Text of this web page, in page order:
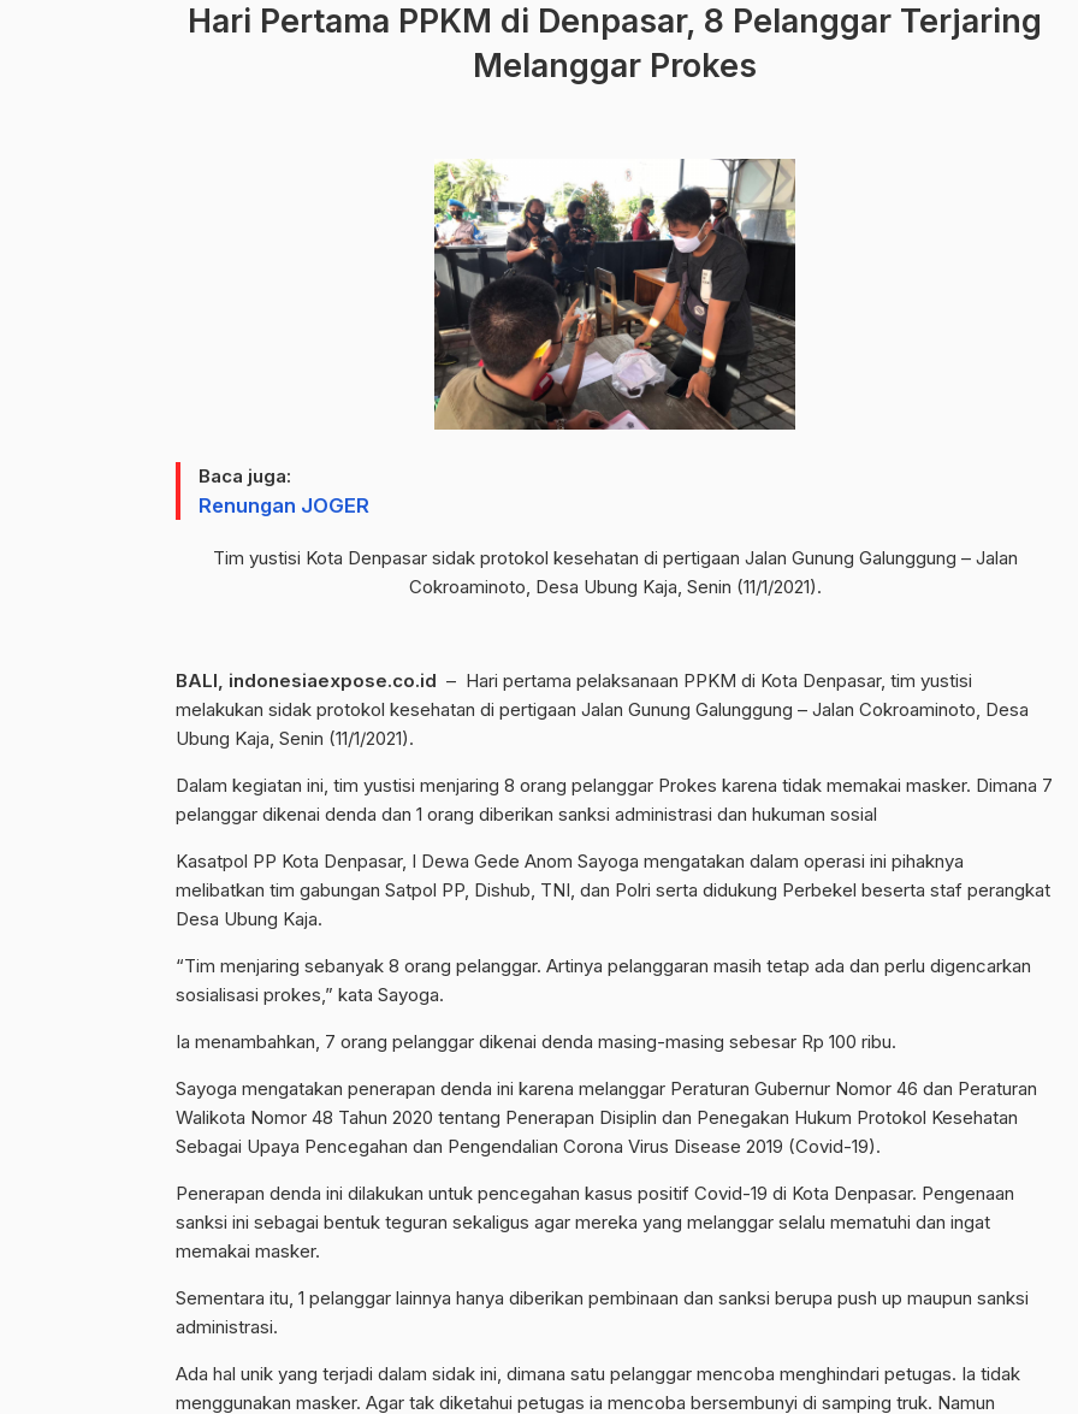
Hari Pertama PPKM di Denpasar, 8 Pelanggar Terjaring
Melanggar Prokes
Baca juga:
Renungan JOGER
Tim yustisi Kota Denpasar sidak protokol kesehatan di pertigaan Jalan Gunung Galunggung – Jalan
Cokroaminoto, Desa Ubung Kaja, Senin (11/1/2021).
BALI, indonesiaexpose.co.id – Hari pertama pelaksanaan PPKM di Kota Denpasar, tim yustisi
melakukan sidak protokol kesehatan di pertigaan Jalan Gunung Galunggung – Jalan Cokroaminoto, Desa
Ubung Kaja, Senin (11/1/2021).
Dalam kegiatan ini, tim yustisi menjaring 8 orang pelanggar Prokes karena tidak memakai masker. Dimana 7
pelanggar dikenai denda dan 1 orang diberikan sanksi administrasi dan hukuman sosial
Kasatpol PP Kota Denpasar, I Dewa Gede Anom Sayoga mengatakan dalam operasi ini pihaknya
melibatkan tim gabungan Satpol PP, Dishub, TNI, dan Polri serta didukung Perbekel beserta staf perangkat
Desa Ubung Kaja.
“Tim menjaring sebanyak 8 orang pelanggar. Artinya pelanggaran masih tetap ada dan perlu digencarkan
sosialisasi prokes,” kata Sayoga.
Ia menambahkan, 7 orang pelanggar dikenai denda masing-masing sebesar Rp 100 ribu.
Sayoga mengatakan penerapan denda ini karena melanggar Peraturan Gubernur Nomor 46 dan Peraturan
Walikota Nomor 48 Tahun 2020 tentang Penerapan Disiplin dan Penegakan Hukum Protokol Kesehatan
Sebagai Upaya Pencegahan dan Pengendalian Corona Virus Disease 2019 (Covid-19).
Penerapan denda ini dilakukan untuk pencegahan kasus positif Covid-19 di Kota Denpasar. Pengenaan
sanksi ini sebagai bentuk teguran sekaligus agar mereka yang melanggar selalu mematuhi dan ingat
memakai masker.
Sementara itu, 1 pelanggar lainnya hanya diberikan pembinaan dan sanksi berupa push up maupun sanksi
administrasi.
Ada hal unik yang terjadi dalam sidak ini, dimana satu pelanggar mencoba menghindari petugas. Ia tidak
menggunakan masker. Agar tak diketahui petugas ia mencoba bersembunyi di samping truk. Namun